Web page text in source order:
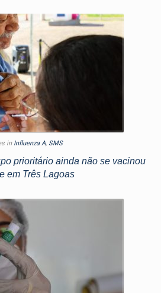
in Influenza A, SMS
prioritário ainda não se vacinou
em Três Lagoas